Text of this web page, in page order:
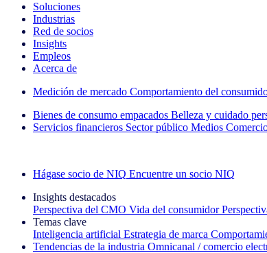
Soluciones
Industrias
Red de socios
Insights
Empleos
Acerca de
Medición de mercado Comportamiento del
Bienes de consumo empacados Belleza y cuidado
Servicios financieros Sector público Medios
Hágase socio de NIQ Encuentre un socio NIQ
Insights destacados
Perspectiva del CMO Vida del consumidor
Temas clave
Inteligencia artificial Estrategia de marca
Tendencias de la industria Omnicanal / comercio